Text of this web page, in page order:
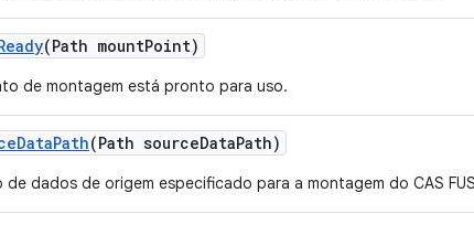
(Path mountPoint)
de montagem está pronto para uso.
DataPath(Path sourceDataPath)
de dados de origem especificado para a montagem do CAS